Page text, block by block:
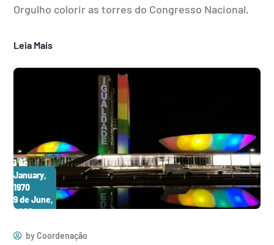
Orgulho colorir as torres do Congresso Nacional,
Leia Mais
1 de
January,
1970
9 de June,
2026
byCoordenação